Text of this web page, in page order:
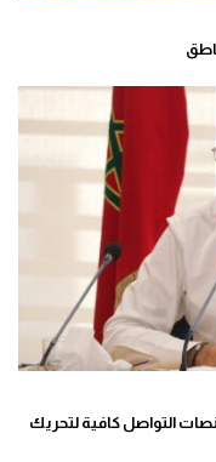
التواصل كافية لتحريك